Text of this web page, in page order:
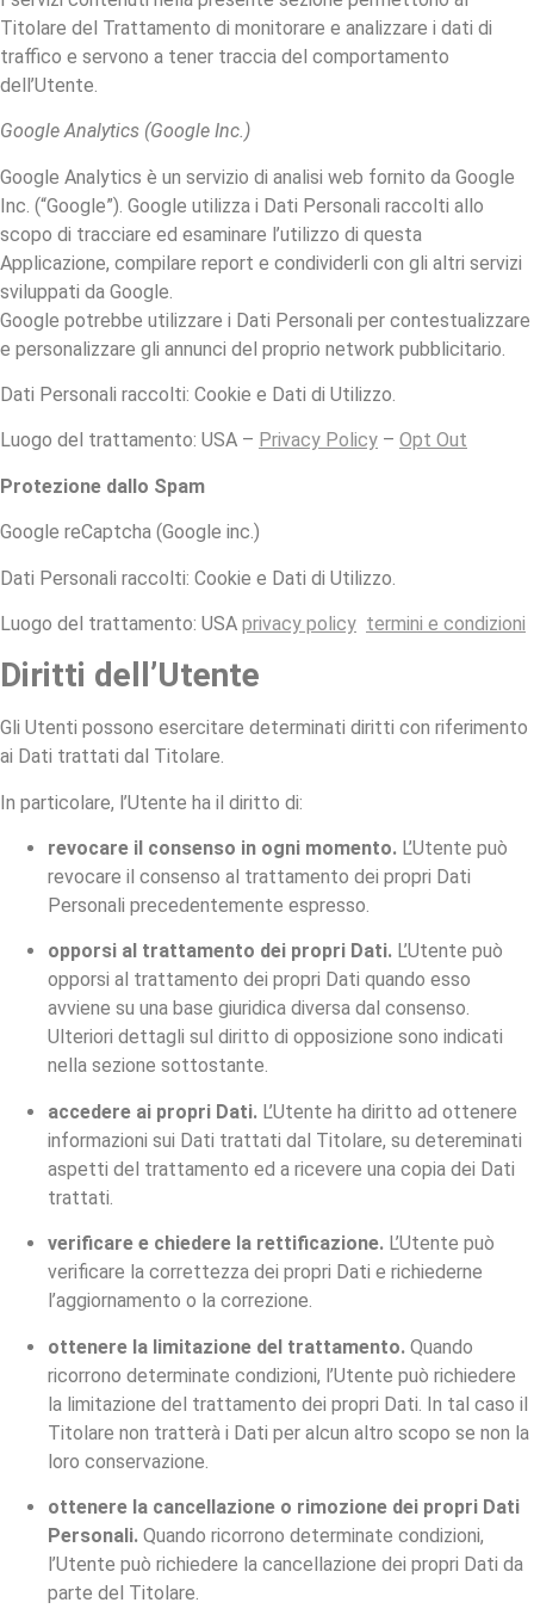
Titolare del Trattamento di monitorare e analizzare i dati di
traffico e servono a tener traccia del comportamento
dell’Utente.
Google Analytics (Google Inc.)
Google Analytics è un servizio di analisi web fornito da Google
Inc. (“Google”). Google utilizza i Dati Personali raccolti allo
scopo di tracciare ed esaminare l’utilizzo di questa
Applicazione, compilare report e condividerli con gli altri servizi
sviluppati da Google.
Google potrebbe utilizzare i Dati Personali per contestualizzare
e personalizzare gli annunci del proprio network pubblicitario.
Dati Personali raccolti: Cookie e Dati di Utilizzo.
Luogo del trattamento: USA – Privacy Policy – Opt Out
Protezione dallo Spam
Google reCaptcha (Google inc.)
Dati Personali raccolti: Cookie e Dati di Utilizzo.
Luogo del trattamento: USA privacy policy termini e condizioni
Diritti dell’Utente
Gli Utenti possono esercitare determinati diritti con riferimento
ai Dati trattati dal Titolare.
In particolare, l’Utente ha il diritto di:
revocare il consenso in ogni momento. L’Utente può
revocare il consenso al trattamento dei propri Dati
Personali precedentemente espresso.
opporsi al trattamento dei propri Dati. L’Utente può
opporsi al trattamento dei propri Dati quando esso
avviene su una base giuridica diversa dal consenso.
Ulteriori dettagli sul diritto di opposizione sono indicati
nella sezione sottostante.
accedere ai propri Dati. L’Utente ha diritto ad ottenere
informazioni sui Dati trattati dal Titolare, su detereminati
aspetti del trattamento ed a ricevere una copia dei Dati
trattati.
verificare e chiedere la rettificazione. L’Utente può
verificare la correttezza dei propri Dati e richiederne
l’aggiornamento o la correzione.
ottenere la limitazione del trattamento. Quando
ricorrono determinate condizioni, l’Utente può richiedere
la limitazione del trattamento dei propri Dati. In tal caso il
Titolare non tratterà i Dati per alcun altro scopo se non la
loro conservazione.
ottenere la cancellazione o rimozione dei propri Dati
Personali. Quando ricorrono determinate condizioni,
l’Utente può richiedere la cancellazione dei propri Dati da
parte del Titolare.